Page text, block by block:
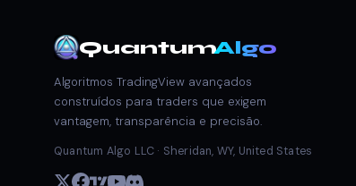
QuantumAlgo
Algoritmos TradingView avançados
construídos para traders que exigem
vantagem, transparência e precisão.
Quantum Algo LLC · Sheridan, WY, United States